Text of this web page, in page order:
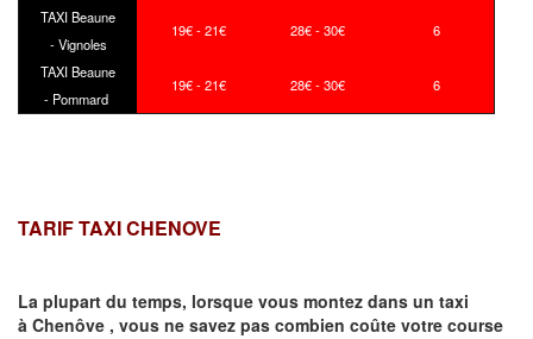
TAXI Beaune
- Vignoles
19€ - 21€ 28€ - 30€ 6
TAXI Beaune
- Pommard
19€ - 21€ 28€ - 30€ 6
TARIF TAXI CHENOVE
La plupart du temps, lorsque vous montez dans un taxi
à Chenôve , vous ne savez pas combien coûte votre course